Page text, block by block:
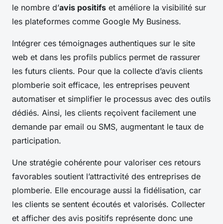
le nombre d’avis positifs et améliore la visibilité sur
les plateformes comme Google My Business.
Intégrer ces témoignages authentiques sur le site
web et dans les profils publics permet de rassurer
les futurs clients. Pour que la collecte d’avis clients
plomberie soit efficace, les entreprises peuvent
automatiser et simplifier le processus avec des outils
dédiés. Ainsi, les clients reçoivent facilement une
demande par email ou SMS, augmentant le taux de
participation.
Une stratégie cohérente pour valoriser ces retours
favorables soutient l’attractivité des entreprises de
plomberie. Elle encourage aussi la fidélisation, car
les clients se sentent écoutés et valorisés. Collecter
et afficher des avis positifs représente donc une